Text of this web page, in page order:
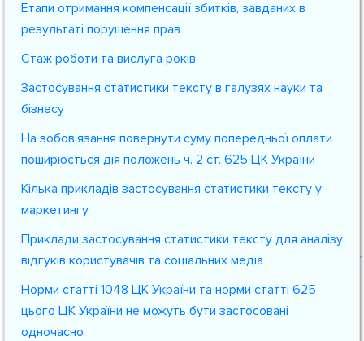
Етапи отримання компенсації збитків, завданих в
результаті порушення прав
Стаж роботи та вислуга років
Застосування статистики тексту в галузях науки та
бізнесу
На зобов’язання повернути суму попередньої оплати
поширюється дія положень ч. 2 ст. 625 ЦК України
Кілька прикладів застосування статистики тексту у
маркетингу
Приклади застосування статистики тексту для аналізу
відгуків користувачів та соціальних медіа
Норми статті 1048 ЦК України та норми статті 625
цього ЦК України не можуть бути застосовані
одночасно